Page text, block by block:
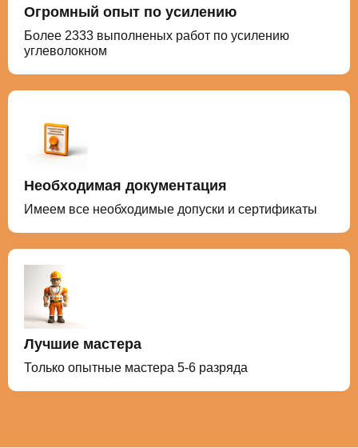
Огромный опыт по усилению
Более 2333 выполненых работ по усилению
углеволокном
Необходимая документация
Имеем все необходимые допуски и сертификаты
Лучшие мастера
Только опытные мастера 5-6 разряда